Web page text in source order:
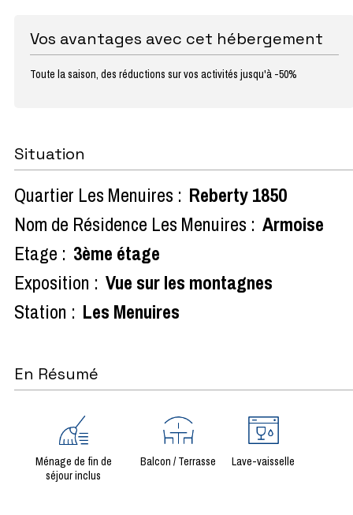
Vos avantages avec cet hébergement
Toute la saison, des réductions sur vos activités jusqu'à -50%
Situation
Quartier Les Menuires : Reberty 1850
Nom de Résidence Les Menuires : Armoise
Etage : 3ème étage
Exposition : Vue sur les montagnes
Station : Les Menuires
En Résumé
Ménage de fin de
séjour inclus
Balcon / Terrasse Lave-vaisselle